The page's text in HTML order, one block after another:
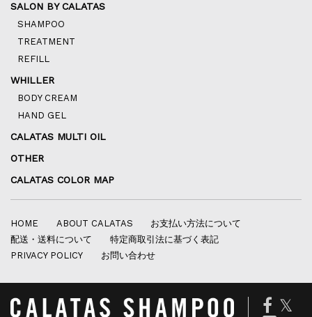
SALON BY CALATAS
SHAMPOO
TREATMENT
REFILL
WHILLER
BODY CREAM
HAND GEL
CALATAS MULTI OIL
OTHER
CALATAS COLOR MAP
HOME ABOUT CALATAS
お支払い方法について
配送・送料について
特定商取引法に基づく表記
PRIVACY POLICY
お問い合わせ